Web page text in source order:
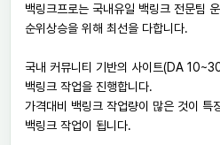
백링크프로는 국내유일 백링크 전문팀
순위상승을 위해 최선을 다합니다.
국내 커뮤니티 기반의 사이트(DA
백링크 작업을 진행합니다.
가격대비 백링크 작업량이 많은 것이 특
백링크 작업이 됩니다.